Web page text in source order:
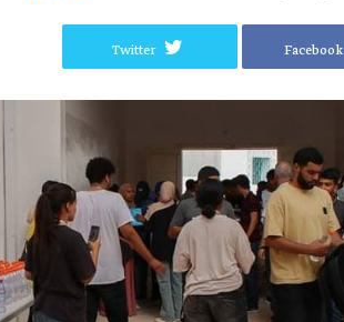
Facebook
Twitter